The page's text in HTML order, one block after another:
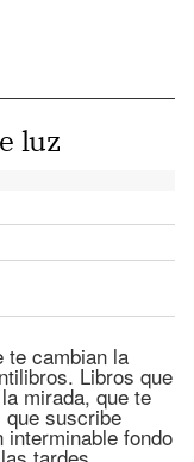
luz
te cambian la
Libros que
mirada, que te
que suscribe
interminable fondo